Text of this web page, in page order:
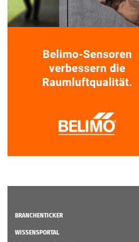
BRANCHENTICKER
WISSENSPORTAL